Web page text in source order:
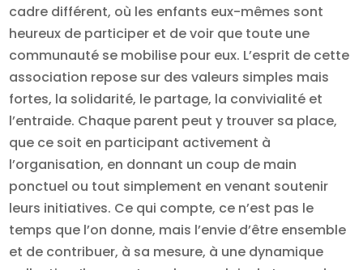
cadre différent, où les enfants eux-mêmes sont
heureux de participer et de voir que toute une
communauté se mobilise pour eux. L’esprit de cette
association repose sur des valeurs simples mais
fortes, la solidarité, le partage, la convivialité et
l’entraide. Chaque parent peut y trouver sa place,
que ce soit en participant activement à
l’organisation, en donnant un coup de main
ponctuel ou tout simplement en venant soutenir
leurs initiatives. Ce qui compte, ce n’est pas le
temps que l’on donne, mais l’envie d’être ensemble
et de contribuer, à sa mesure, à une dynamique